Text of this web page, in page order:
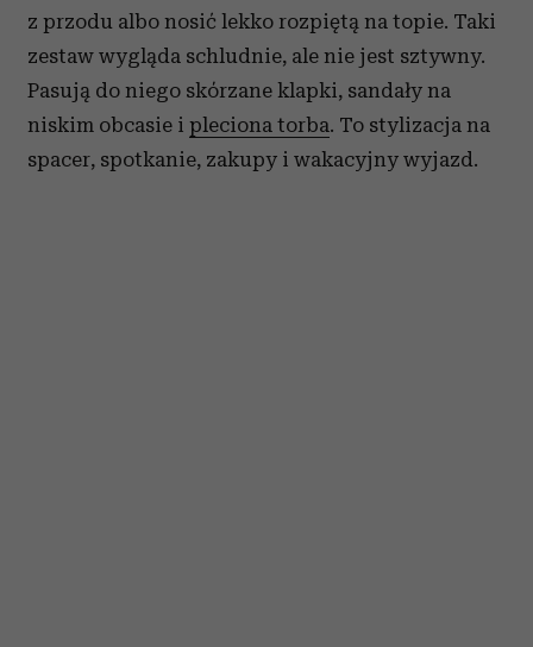
z przodu albo nosić lekko rozpiętą na topie. Taki
zestaw wygląda schludnie, ale nie jest sztywny.
Pasują do niego skórzane klapki, sandały na
niskim obcasie i pleciona torba. To stylizacja na
spacer, spotkanie, zakupy i wakacyjny wyjazd.